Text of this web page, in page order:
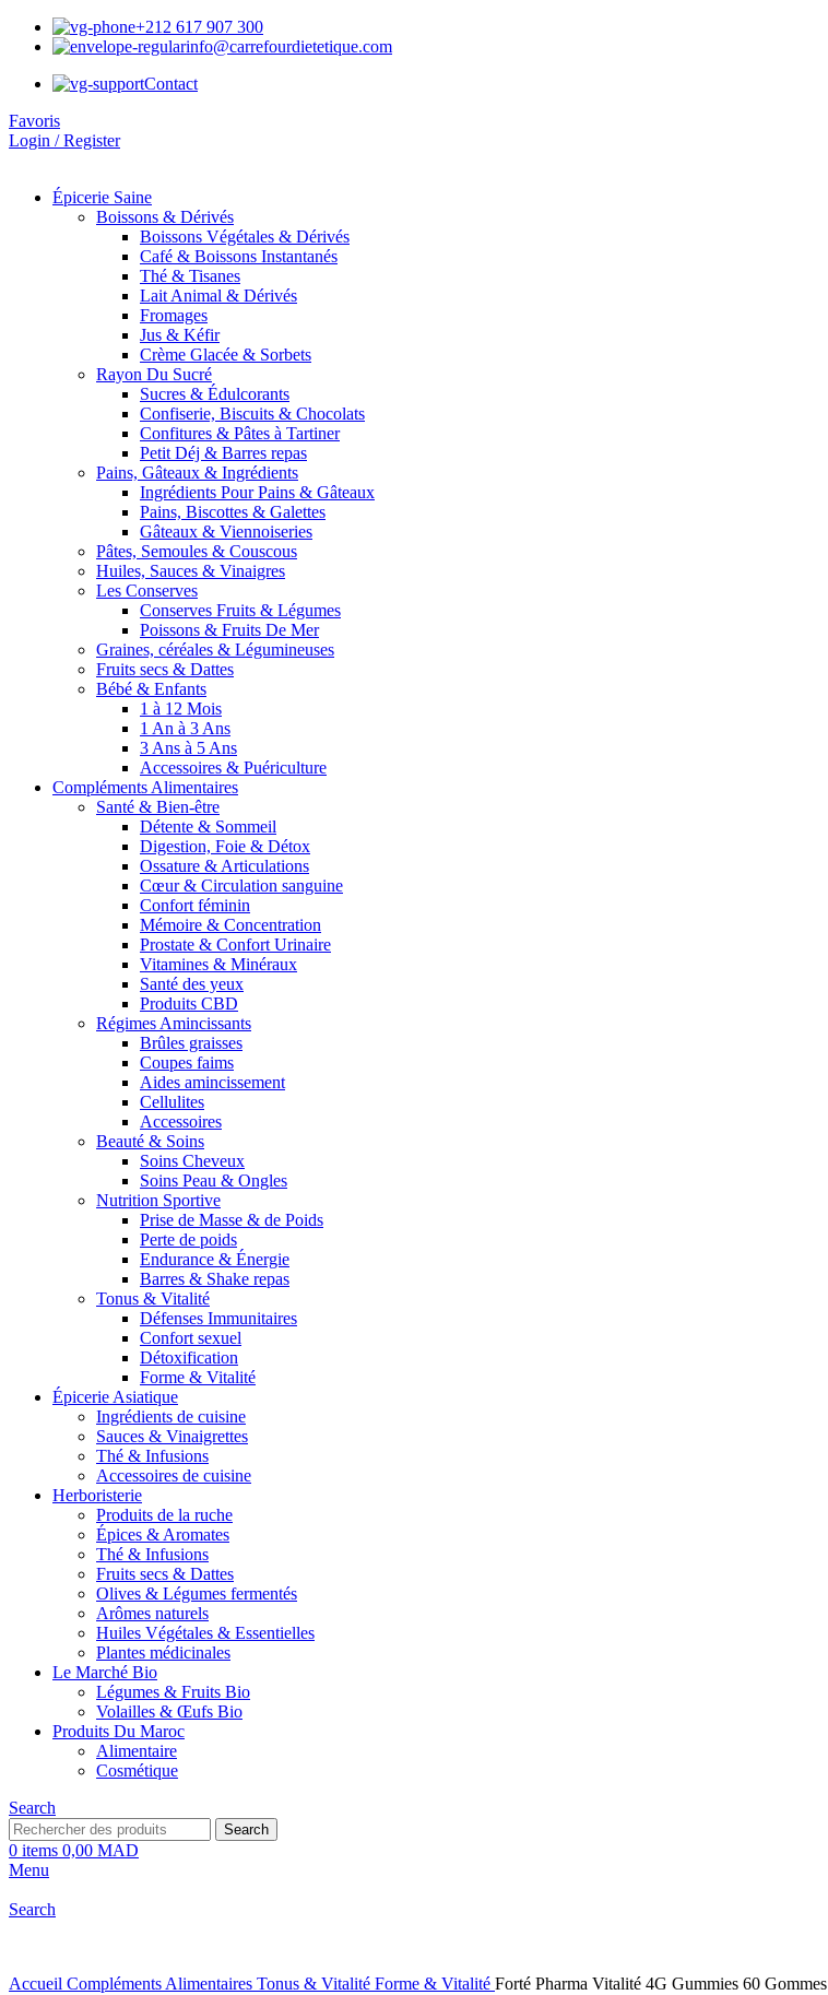
+212 617 907 300
info@carrefourdietetique.com
Contact
Favoris
Login / Register
Épicerie Saine
Boissons & Dérivés
Boissons Végétales & Dérivés
Café & Boissons Instantanés
Thé & Tisanes
Lait Animal & Dérivés
Fromages
Jus & Kéfir
Crème Glacée & Sorbets
Rayon Du Sucré
Sucres & Édulcorants
Confiserie, Biscuits & Chocolats
Confitures & Pâtes à Tartiner
Petit Déj & Barres repas
Pains, Gâteaux & Ingrédients
Ingrédients Pour Pains & Gâteaux
Pains, Biscottes & Galettes
Gâteaux & Viennoiseries
Pâtes, Semoules & Couscous
Huiles, Sauces & Vinaigres
Les Conserves
Conserves Fruits & Légumes
Poissons & Fruits De Mer
Graines, céréales & Légumineuses
Fruits secs & Dattes
Bébé & Enfants
1 à 12 Mois
1 An à 3 Ans
3 Ans à 5 Ans
Accessoires & Puériculture
Compléments Alimentaires
Santé & Bien-être
Détente & Sommeil
Digestion, Foie & Détox
Ossature & Articulations
Cœur & Circulation sanguine
Confort féminin
Mémoire & Concentration
Prostate & Confort Urinaire
Vitamines & Minéraux
Santé des yeux
Produits CBD
Régimes Amincissants
Brûles graisses
Coupes faims
Aides amincissement
Cellulites
Accessoires
Beauté & Soins
Soins Cheveux
Soins Peau & Ongles
Nutrition Sportive
Prise de Masse & de Poids
Perte de poids
Endurance & Énergie
Barres & Shake repas
Tonus & Vitalité
Défenses Immunitaires
Confort sexuel
Détoxification
Forme & Vitalité
Épicerie Asiatique
Ingrédients de cuisine
Sauces & Vinaigrettes
Thé & Infusions
Accessoires de cuisine
Herboristerie
Produits de la ruche
Épices & Aromates
Thé & Infusions
Fruits secs & Dattes
Olives & Légumes fermentés
Arômes naturels
Huiles Végétales & Essentielles
Plantes médicinales
Le Marché Bio
Légumes & Fruits Bio
Volailles & Œufs Bio
Produits Du Maroc
Alimentaire
Cosmétique
Search
Search
0 items 0,00 MAD
Menu
Search
Accueil Compléments Alimentaires Tonus & Vitalité Forme & Vitalité Forté Pharma Vitalité 4G Gummies 60 Gommes